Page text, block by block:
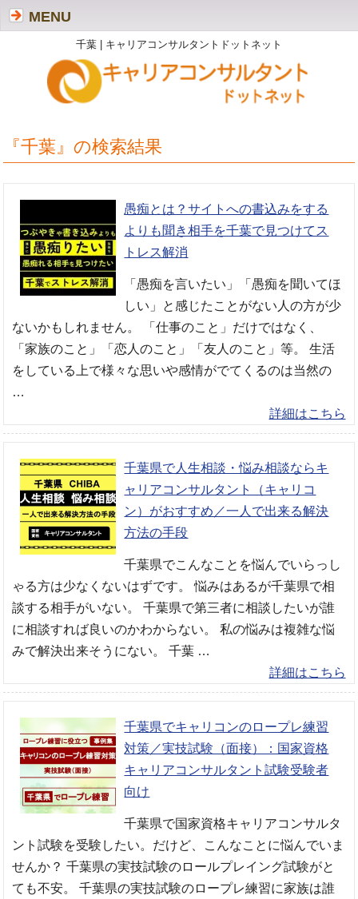
千葉 | キャリアコンサルタントドットネット
MENU
『千葉』の検索結果
愚痴とは？サイトへの書込みをする
よりも聞き相手を千葉で見つけてス
トレス解消
「愚痴を言いたい」「愚痴を聞いてほ
しい」と感じたことがない人の方が少
ないかもしれません。 「仕事のこと」だけではなく、
「家族のこと」「恋人のこと」「友人のこと」等。 生活
をしている上で様々な思いや感情がでてくるのは当然の
…
詳細はこちら
千葉県で人生相談・悩み相談ならキ
ャリアコンサルタント（キャリコ
ン）がおすすめ／一人で出来る解決
方法の手段
千葉県でこんなことを悩んでいらっし
ゃる方は少なくないはずです。 悩みはあるが千葉県で相
談する相手がいない。 千葉県で第三者に相談したいが誰
に相談すれば良いのかわからない。 私の悩みは複雑な悩
みで解決出来そうにない。 千葉 …
詳細はこちら
千葉県でキャリコンのロープレ練習
対策／実技試験（面接）：国家資格
キャリアコンサルタント試験受験者
向け
千葉県で国家資格キャリアコンサルタ
ント試験を受験したい。だけど、こんなことに悩んでいま
せんか？ 千葉県の実技試験のロールプレイング試験がと
ても不安。 千葉県の実技試験のロープレ練習に家族は誰